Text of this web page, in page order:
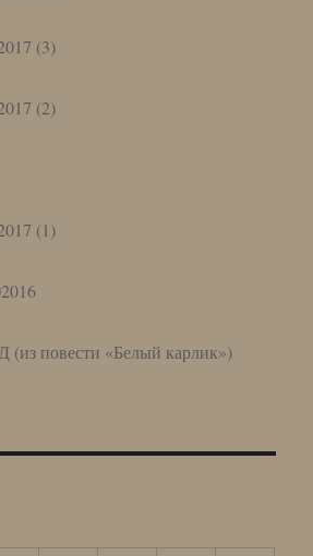
(3)
(2)
(1)
повести «Белый карлик»)